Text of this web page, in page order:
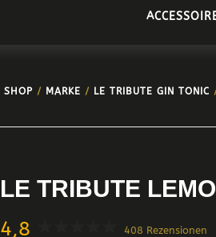
SHOP / MARKE / LE TRIBUTE GIN TONIC
LE TRIBUTE
4,8 408 Rezensionen